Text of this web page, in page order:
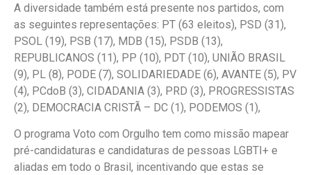
A diversidade também está presente nos partidos, com
as seguintes representações: PT (63 eleitos), PSD (31),
PSOL (19), PSB (17), MDB (15), PSDB (13),
REPUBLICANOS (11), PP (10), PDT (10), UNIÃO BRASIL
(9), PL (8), PODE (7), SOLIDARIEDADE (6), AVANTE (5), PV
(4), PCdoB (3), CIDADANIA (3), PRD (3), PROGRESSISTAS
(2), DEMOCRACIA CRISTÃ – DC (1), PODEMOS (1),
O programa Voto com Orgulho tem como missão mapear
pré-candidaturas e candidaturas de pessoas LGBTI+ e
aliadas em todo o Brasil, incentivando que estas se